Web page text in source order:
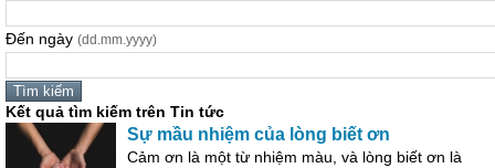
Đến ngày (dd.mm.yyyy)
Kết quả tìm kiếm trên Tin tức
Sự mầu nhiệm của lòng biết ơn
Cảm ơn là một từ nhiệm màu, và lòng biết ơn là